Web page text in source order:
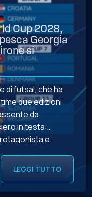
Cup 2028,
Georgia
si
di futsal, che ha
due edizioni
da
in testa:
e
(sede ancora da
LEGGI TUTTO